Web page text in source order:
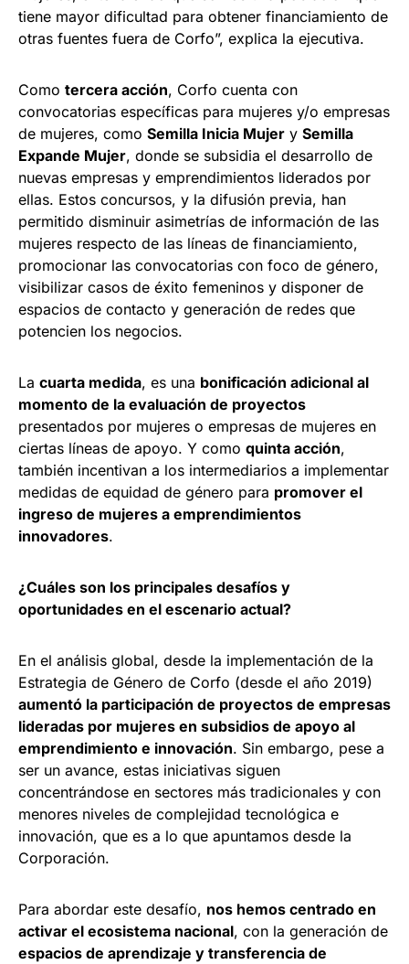
tiene mayor dificultad para obtener financiamiento de
otras fuentes fuera de Corfo”, explica la ejecutiva.
Como tercera acción, Corfo cuenta con
convocatorias específicas para mujeres y/o empresas
de mujeres, como Semilla Inicia Mujer y Semilla
Expande Mujer, donde se subsidia el desarrollo de
nuevas empresas y emprendimientos liderados por
ellas. Estos concursos, y la difusión previa, han
permitido disminuir asimetrías de información de las
mujeres respecto de las líneas de financiamiento,
promocionar las convocatorias con foco de género,
visibilizar casos de éxito femeninos y disponer de
espacios de contacto y generación de redes que
potencien los negocios.
La cuarta medida, es una bonificación adicional al
momento de la evaluación de proyectos
presentados por mujeres o empresas de mujeres en
ciertas líneas de apoyo. Y como quinta acción,
también incentivan a los intermediarios a implementar
medidas de equidad de género para promover el
ingreso de mujeres a emprendimientos
innovadores.
¿Cuáles son los principales desafíos y
oportunidades en el escenario actual?
En el análisis global, desde la implementación de la
Estrategia de Género de Corfo (desde el año 2019)
aumentó la participación de proyectos de empresas
lideradas por mujeres en subsidios de apoyo al
emprendimiento e innovación. Sin embargo, pese a
ser un avance, estas iniciativas siguen
concentrándose en sectores más tradicionales y con
menores niveles de complejidad tecnológica e
innovación, que es a lo que apuntamos desde la
Corporación.
Para abordar este desafío, nos hemos centrado en
activar el ecosistema nacional, con la generación de
espacios de aprendizaje y transferencia de